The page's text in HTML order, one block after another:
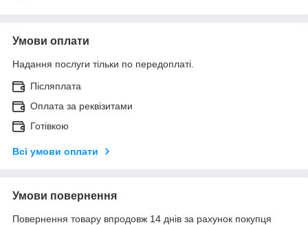
Умови оплати
Надання послуги тільки по передоплаті.
Післяплата
Оплата за реквізитами
Готівкою
Всі умови оплати
Умови повернення
Повернення товару впродовж 14 днів за рахунок покупця